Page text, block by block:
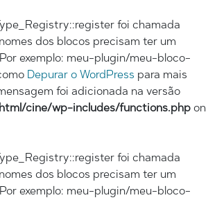
foi chamada
dos blocos precisam ter um
exemplo: meu-plugin/meu-bloco-
Depurar o WordPress para mais
foi adicionada na versão
cine/wp-includes/functions.php on
foi chamada
dos blocos precisam ter um
exemplo: meu-plugin/meu-bloco-